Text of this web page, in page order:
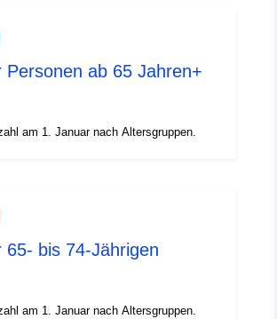
http://data.europa.eu/88u/dataset/
Structure de la population
Personen ab 65 Jahren+
am 1. Januar nach Altersgruppen.
65- bis 74-Jährigen
am 1. Januar nach Altersgruppen.